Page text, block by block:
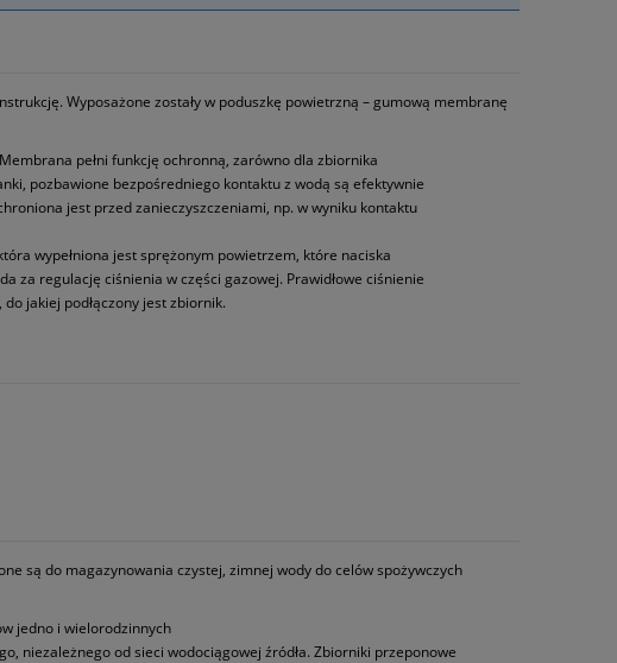
Wyposażone zostały w poduszkę powietrzną – gumową membranę
pełni funkcję ochronną, zarówno dla zbiornika
pozbawione bezpośredniego kontaktu z wodą są efektywnie
jest przed zanieczyszczeniami, np. w wyniku kontaktu
wypełniona jest sprężonym powietrzem, które naciska
za regulację ciśnienia w części gazowej. Prawidłowe ciśnienie
jakiej podłączony jest zbiornik.
są do magazynowania czystej, zimnej wody do celów spożywczych
jedno i wielorodzinnych
niezależnego od sieci wodociągowej źródła. Zbiorniki przeponowe